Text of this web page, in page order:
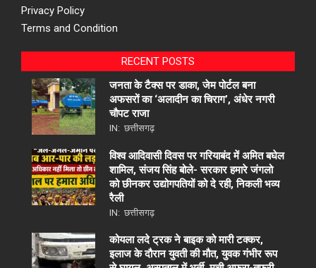
Privacy Policy
Terms and Condition
RECENT POSTS
जनता के टैक्स पर डाका, जेम पोर्टल बना
अफसरों का ‘अलादीन का चिराग’, ​अंधेर नगरी
चौपट राजा
IN: छत्तीसगढ़
विश्व आदिवासी दिवस पर गरियाबंद में अमित बघेल
शामिल, संजय सिंह बोले- सरकार हमारे जंगलो
को छीनकर उद्योगपतियों को दे रही, निकली भव्य
रैली
IN: छत्तीसगढ़
कोयला लदे ट्रक ने बाइक को मारी टक्कर,
इलाज के दौरान युवती की मौत, युवक गंभीर रूप